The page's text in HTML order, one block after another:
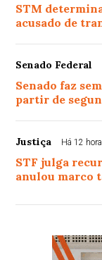
STM
acusado de
Senado Federal
Senado faz
partir de
Justiça Há 12
STF julga
anulou marco